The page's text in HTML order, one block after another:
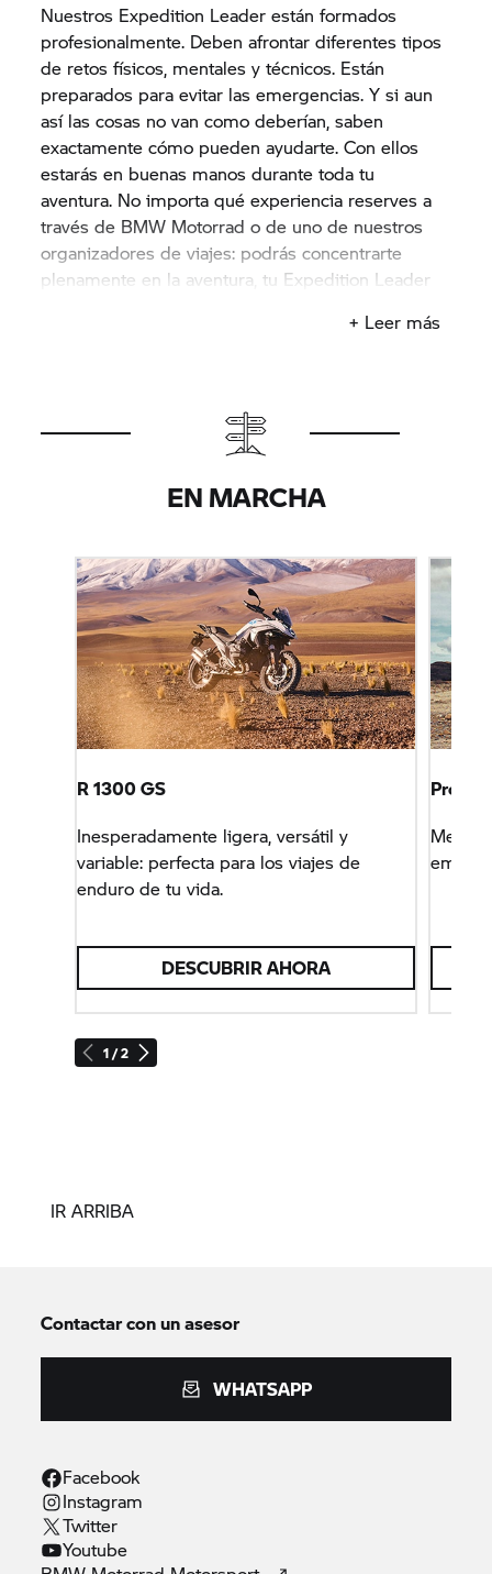
Nuestros Expedition Leader están formados
profesionalmente. Deben afrontar diferentes tipos
de retos físicos, mentales y técnicos. Están
preparados para evitar las emergencias. Y si aun
así las cosas no van como deberían, saben
exactamente cómo pueden ayudarte. Con ellos
estarás en buenas manos durante toda tu
aventura. No importa qué experiencia reserves a
través de BMW Motorrad o de uno de nuestros
organizadores de viajes: podrás concentrarte
plenamente en la aventura, tu Expedition Leader
+ Leer más
EN MARCHA
1 / 2
R 1300 GS
Inesperadamente ligera, versátil y
variable: perfecta para los viajes de
enduro de tu vida.
DESCUBRIR AHORA
IR ARRIBA
Contactar con un asesor
WHATSAPP
Facebook
Instagram
Twitter
Youtube